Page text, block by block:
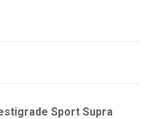
Sport Supra